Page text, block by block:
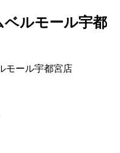
ルモール宇都